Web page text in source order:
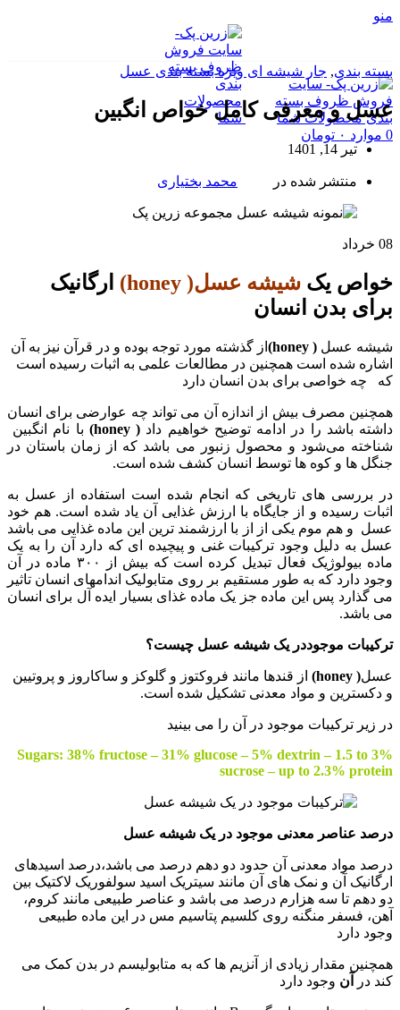
منو
0 موارد ۰ تومان
بسته بندی, جار شیشه ای ویژه بسته بندی عسل
عسل و معرفی کامل خواص انگبین
تیر 14, 1401
منتشر شده در محمد بختیاری
08 خرداد
خواص یک شیشه عسل( honey)
ارگانیک
برای بدن انسان
شیشه عسل ( honey)
از گذشته مورد توجه بوده و در قرآن نیز به آن
اشاره شده است همچنین در مطالعات علمی به اثبات رسیده است
که چه خواصی برای بدن انسان دارد
همچنین مصرف بیش از اندازه آن می تواند چه عوارضی برای انسان
داشته باشد را در ادامه توضیح خواهیم داد ( honey)
با نام انگبین
شناخته می‌شود و محصول زنبور می باشد که از زمان باستان در
جنگل ها و کوه ها توسط انسان کشف شده است.
در بررسی های تاریخی که انجام شده است استفاده از عسل به
اثبات رسیده و از جایگاه با ارزش غذایی آن یاد شده است. هم خود
عسل و هم موم یکی از از با ارزشمند ترین این ماده غذایی می باشد
عسل به دلیل وجود ترکیبات غنی و پیچیده ای که دارد آن را به یک
ماده بیولوژیک فعال تبدیل کرده است که بیش از ۳۰۰ ماده در آن
وجود دارد که به طور مستقیم بر روی متابولیک اندامهای انسان تاثیر
می گذارد پس این ماده جز یک ماده غذای بسیار ایده آل برای انسان
می باشد.
ترکیبات موجوددر یک شیشه عسل چیست؟
عسل( honey)
از قندها مانند فروکتوز و گلوکز و ساکاروز و پروتیین
و دکسترین و مواد معدنی تشکیل شده است.
در زیر ترکیبات موجود در آن را می بینید
Sugars: 38% fructose – 31% glucose – 5% dextrin – 1.5 to 3%
sucrose – up to 2.3% protein
درصد عناصر معدنی موجود در یک شیشه عسل
درصد مواد معدنی آن حدود دو دهم درصد می باشد،درصد اسیدهای
ارگانیک آن و نمک های آن مانند سیتریک اسید سولفوریک لاکتیک بین
دو دهم تا سه هزارم درصد می باشد و عناصر طبیعی مانند کروم،
آهن، فسفر منگنه روی کلسیم پتاسیم مس در این ماده طبیعی
وجود دارد
همچنین مقدار زیادی از آنزیم ها که به متابولیسم در بدن کمک می
کند در
آن وجود دارد